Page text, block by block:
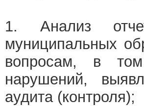
1. Анализ
муниципальных
вопросам, в том
нарушений,
аудита (контроля);